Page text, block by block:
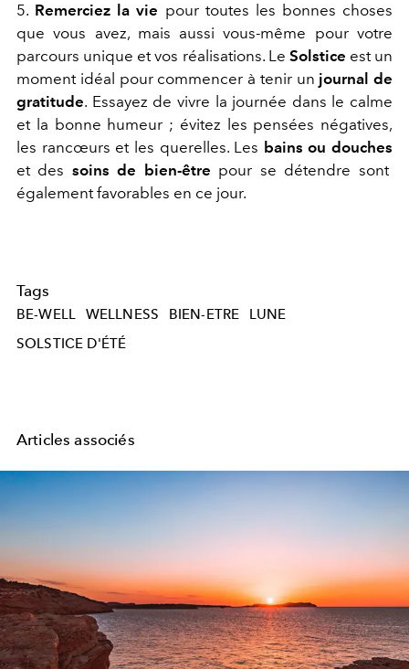
5. Remerciez la vie pour toutes les bonnes choses
que vous avez, mais aussi vous-même pour votre
parcours unique et vos réalisations. Le Solstice est un
moment idéal pour commencer à tenir un journal de
gratitude. Essayez de vivre la journée dans le calme
et la bonne humeur ; évitez les pensées négatives,
les rancœurs et les querelles. Les bains ou douches
et des soins de bien-être pour se détendre sont
également favorables en ce jour.
Tags
BE-WELL WELLNESS BIEN-ETRE
LUNE
SOLSTICE D'ÉTÉ
Articles associés